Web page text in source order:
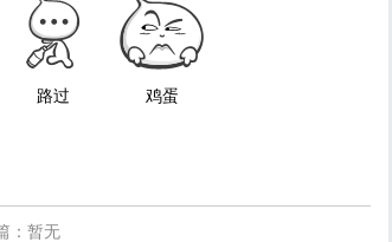
路过 鸡蛋
：暂无